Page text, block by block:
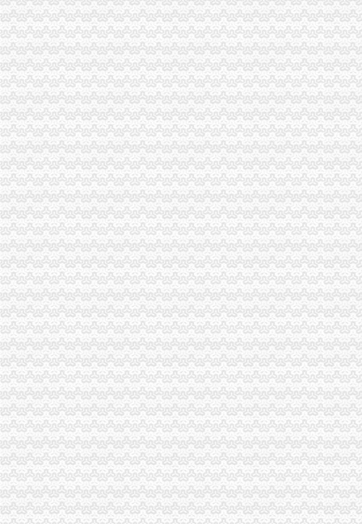
渝中区执照代办,渝中区工商代办可靠,浩业可靠的代办公司-优变商
工商代办__重庆亿源财税咨询有限公司-必途企业库
渝中区公司注册
中国邮政储蓄银行股份有限公司重庆渝中区石油路支行
重庆渝中公司注册和代理记账那家好？-商务服务-六安新闻网
渝中区代办公司
重庆代办验资_重庆代办验资价格_重庆代办验资批发_第1页_无忧交易
协信公馆小区租房,一室两厅,渝中区协信公馆家具家电全齐拎包入